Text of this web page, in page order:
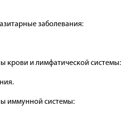
заболевания:
крови и лимфатической системы:
иммунной системы: